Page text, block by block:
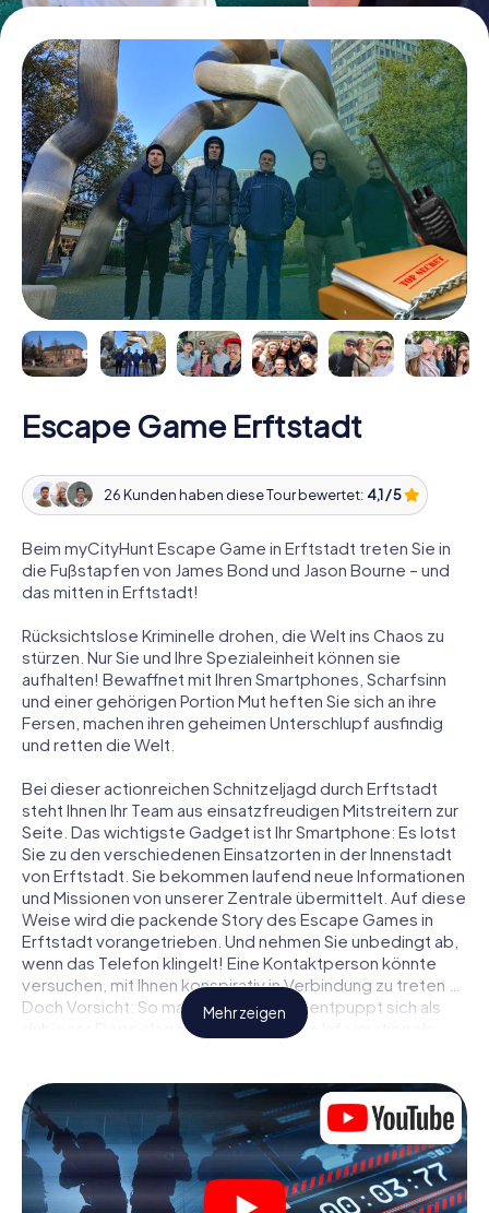
Escape Game Erftstadt
26 Kunden haben diese Tour bewertet: 4,1 / 5
Beim myCityHunt Escape Game in Erftstadt treten Sie in
die Fußstapfen von James Bond und Jason Bourne – und
das mitten in Erftstadt!
Rücksichtslose Kriminelle drohen, die Welt ins Chaos zu
stürzen. Nur Sie und Ihre Spezialeinheit können sie
aufhalten! Bewaffnet mit Ihren Smartphones, Scharfsinn
und einer gehörigen Portion Mut heften Sie sich an ihre
Fersen, machen ihren geheimen Unterschlupf ausfindig
und retten die Welt.
Bei dieser actionreichen Schnitzeljagd durch Erftstadt
steht Ihnen Ihr Team aus einsatzfreudigen Mitstreitern zur
Seite. Das wichtigste Gadget ist Ihr Smartphone: Es lotst
Sie zu den verschiedenen Einsatzorten in der Innenstadt
von Erftstadt. Sie bekommen laufend neue Informationen
und Missionen von unserer Zentrale übermittelt. Auf diese
Weise wird die packende Story des Escape Games in
Erftstadt vorangetrieben. Und nehmen Sie unbedingt ab,
wenn das Telefon klingelt! Eine Kontaktperson könnte
versuchen, mit Ihnen konspirativ in Verbindung zu treten …
Doch Vorsicht: So mancher Informant entpuppt sich als
dubioser Doppelagent und so manche Information als
Sie niemandem!
Anders als in einem klassischen Escape Room in Erftstadt
sind Sie also nicht in ein Zimmer eingesperrt, aus dem Sie
sich in einem vorgegebenen Zeitfenster befreien
müssen. Diese Smartphone Schnitzeljagd erklärt ganz
Mehr zeigen